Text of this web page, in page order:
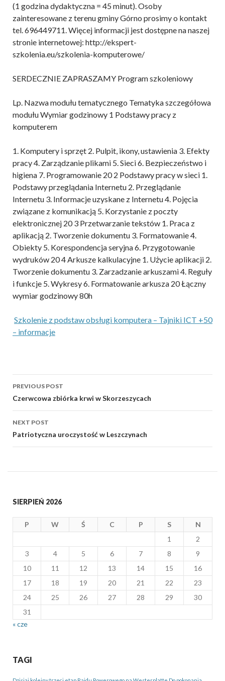
(1 godzina dydaktyczna = 45 minut). Osoby
zainteresowane z terenu gminy Górno prosimy o kontakt
tel. 696449711. Więcej informacji jest dostępne na naszej
stronie internetowej: http://ekspert-
szkolenia.eu/szkolenia-komputerowe/
SERDECZNIE ZAPRASZAMY Program szkoleniowy
Lp. Nazwa modułu tematycznego Tematyka szczegółowa
modułu Wymiar godzinowy 1 Podstawy pracy z
komputerem
1. Komputery i sprzęt 2. Pulpit, ikony, ustawienia 3. Efekty
pracy 4. Zarządzanie plikami 5. Sieci 6. Bezpieczeństwo i
higiena 7. Programowanie 20 2 Podstawy pracy w sieci 1.
Podstawy przeglądania Internetu 2. Przeglądanie
Internetu 3. Informacje uzyskane z Internetu 4. Pojęcia
związane z komunikacją 5. Korzystanie z poczty
elektronicznej 20 3 Przetwarzanie tekstów 1. Praca z
aplikacją 2. Tworzenie dokumentu 3. Formatowanie 4.
Obiekty 5. Korespondencja seryjna 6. Przygotowanie
wydruków 20 4 Arkusze kalkulacyjne 1. Użycie aplikacji 2.
Tworzenie dokumentu 3. Zarzadzanie arkuszami 4. Reguły
i funkcje 5. Wykresy 6. Formatowanie arkusza 20 Łączny
wymiar godzinowy 80h
Szkolenie z podstaw obsługi komputera – Tajniki ICT +50
– informacje
Post
navigation
PREVIOUS POST
Czerwcowa zbiórka krwi w Skorzeszycach
NEXT POST
Patriotyczna uroczystość w Leszczynach
SIERPIEŃ 2026
P W Ś C P S
N
1
2
3
4 5 6 7 8
9
10
11 12 13 14 15
16
17
18 19 20 21 22
23
24
25 26 27 28 29
30
31
« cze
TAGI